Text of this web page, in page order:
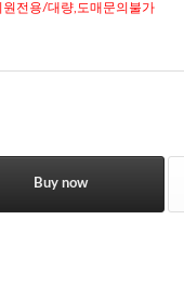
전용/대량,도매문의불가
Buy now